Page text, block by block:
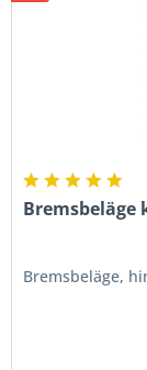
Bremsbeläge
Bremsbeläge,